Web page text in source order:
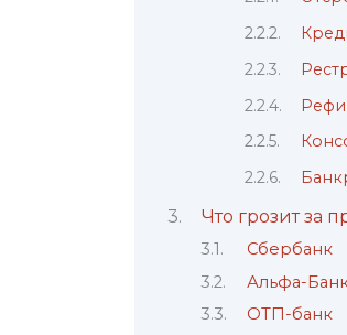
Что грозит за
Сбербанк
Альфа-
ОТП-банк